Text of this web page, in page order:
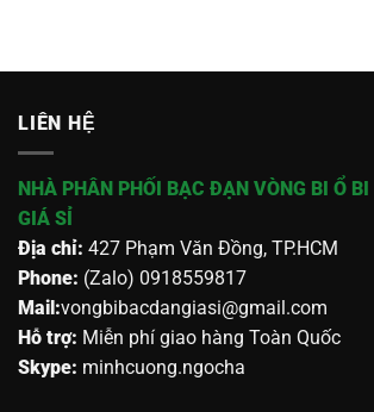
LIÊN HỆ
NHÀ PHÂN PHỐI BẠC ĐẠN VÒNG BI Ổ
GIÁ SỈ
Địa chỉ: 427 Phạm Văn Đồng, TP.HCM
Phone: (Zalo) 0918559817
Mail:vongbibacdangiasi@gmail.com
Hỗ trợ: Miễn phí giao hàng Toàn Quốc
Skype: minhcuong.ngocha